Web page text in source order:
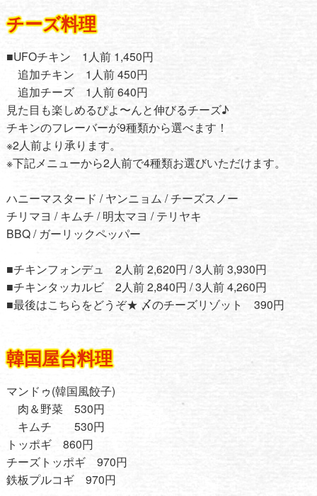
チーズ料理
■UFOチキン 1人前 1,450円
追加チキン 1人前 450円
追加チーズ 1人前 640円
見た目も楽しめるぴよ〜んと伸びるチーズ♪
チキンのフレーバーが9種類から選べます！
※2人前より承ります。
※下記メニューから2人前で4種類お選びいただけます。
ハニーマスタード / ヤンニョム / チーズスノー
チリマヨ / キムチ / 明太マヨ / テリヤキ
BBQ / ガーリックペッパー
■チキンフォンデュ 2人前 2,620円 / 3人前 3,930円
■チキンタッカルビ 2人前 2,840円 / 3人前 4,260円
■最後はこちらをどうぞ★ 〆のチーズリゾット 390円
韓国屋台料理
マンドゥ(韓国風餃子)
肉＆野菜 530円
キムチ 530円
トッポギ 860円
チーズトッポギ 970円
鉄板プルコギ 970円